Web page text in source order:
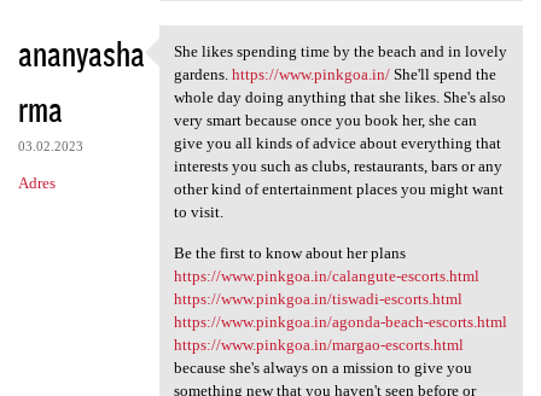
ananyasha
rma
03.02.2023
Adres
She likes spending time by
She likes spending time by the beach and in lovely
gardens. https://www.pinkgoa.in/She'll spend the
whole day doing anything that she likes. She's also
very smart because once you book her, she can
give you all kinds of advice about everything that
interests you such as clubs, restaurants, bars or any
other kind of entertainment places you might want
to visit.
Be the first to know about her plans
https://www.pinkgoa.in/calangute-escorts.html
https://www.pinkgoa.in/tiswadi-escorts.html
https://www.pinkgoa.in/agonda-beach-escorts.html
https://www.pinkgoa.in/margao-escorts.html
because she's always on a mission to give you
something new that you haven't seen before or